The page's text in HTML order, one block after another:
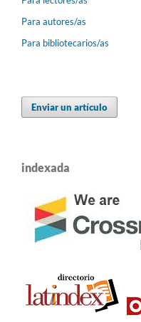
Para autores/as
Para bibliotecarios/as
Enviar un artículo
indexada